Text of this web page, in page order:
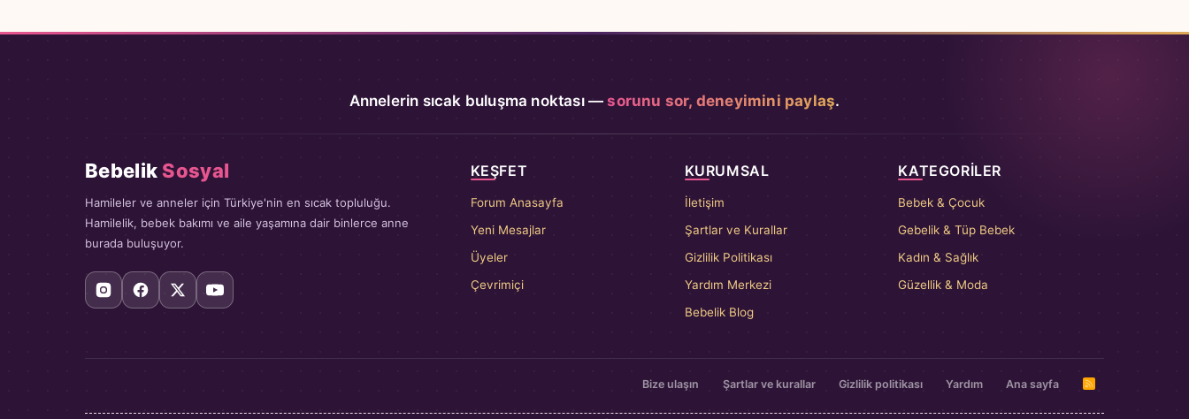
Annelerin sıcak buluşma noktası —sorunu sor, deneyimini paylaş.
Bebelik Sosyal
Hamileler ve anneler için Türkiye'nin en sıcak topluluğu.
Hamilelik, bebek bakımı ve aile yaşamına dair binlerce anne
burada buluşuyor.
KEŞFET
Forum Anasayfa
Yeni Mesajlar
Üyeler
Çevrimiçi
KURUMSAL
İletişim
Şartlar ve Kurallar
Gizlilik Politikası
Yardım Merkezi
Bebelik Blog
KATEGORILER
Bebek & Çocuk
Gebelik & Tüp Bebek
Kadın & Sağlık
Güzellik & Moda
Bize ulaşın Şartlar ve kurallar Gizlilik politikası Yardım Ana sayfa
R